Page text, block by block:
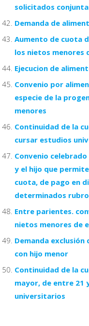
solicitados
Demanda de
Aumento de cuota
los nietos menores
Ejecucion de
Convenio por
especie de la
menores
Continuidad de la
cursar estudios
Convenio
y el hijo que
cuota, de pago en
determinados
Entre parientes.
nietos menores de
Demanda
con hijo menor
Continuidad de la
mayor, de entre 21
universitarios